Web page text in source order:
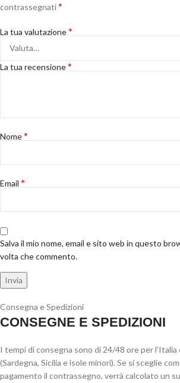
contrassegnati*
La tua valutazione*
La tua recensione*
Nome*
Email *
Salva il mio nome, email e sito web in questo
volta che commento.
Consegna e Spedizioni
CONSEGNE E SPEDIZIONI
I tempi di consegna sono di 24/48 ore per
(Sardegna, Sicilia e isole minori). Se si sceglie
pagamento il contrassegno, verrà calcolato un